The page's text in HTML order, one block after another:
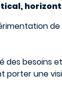
besoins
porter une